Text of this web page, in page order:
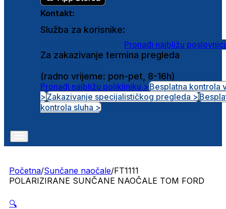
Kontakt:
Služba za korisnike:
Pronađi najbližu
Za zakazivanje termina pregleda
(radno vrijeme: pon-pet, 8-16h)
Pronađi najbližu polikliniku >Besplatna kontrola
>Zakazivanje specijalističkog pregleda >
kontrola sluha >
Početna/Sunčane naočale/FT1111
POLARIZIRANE SUNČANE NAOČALE TOM FORD
🔍